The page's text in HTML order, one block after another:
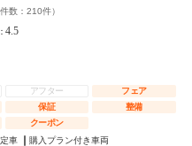
数： 210件）
4.5
アフター
フェア
保証
整備
クーポン
車 購入プラン付き車両